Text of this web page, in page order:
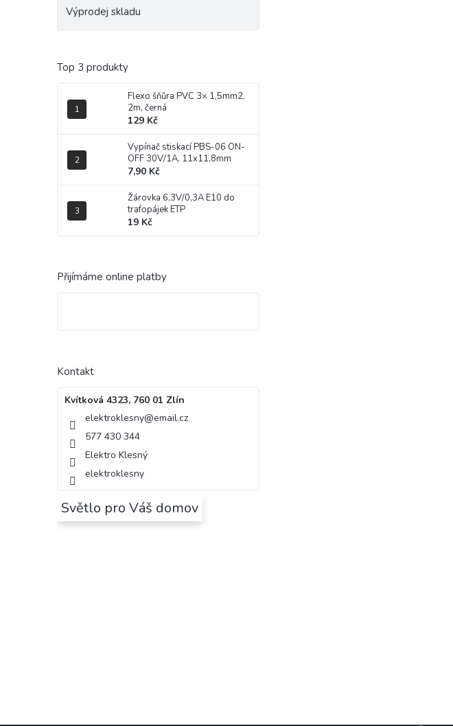
Výprodej skladu
Top 3 produkty
Flexo šňůra PVC 3× 1,5mm2,
2m, černá
129 Kč
Vypínač stiskací PBS-06 ON-
OFF 30V/1A, 11x11,8mm
7,90 Kč
Žárovka 6,3V/0,3A E10 do
trafopájek ETP
19 Kč
Přijímáme online platby
Kontakt
Kvítková 4323, 760 01 Zlín
elektroklesny@email.cz
577 430 344
Elektro Klesný
elektroklesny
Světlo pro Váš domov